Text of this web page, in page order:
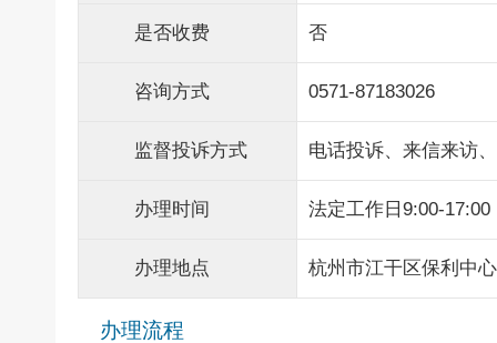
是否收费 否
咨询方式 0571-87183026
监督投诉方式 电话投诉、来信来访
办理时间 法定工作日9:00-17:00
办理地点 杭州市江干区保利中
办理流程